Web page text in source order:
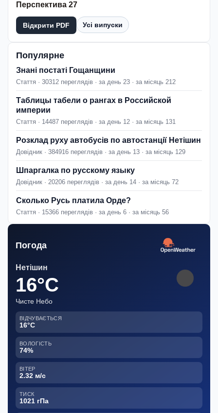
Перспектива 27
Відкрити PDF Усі випуски
Популярне
Знані постаті Гощанщини
Стаття · 30312 переглядів · за день 23 · за місяць 212
Таблицы табели о рангах в Российской
империи
Стаття · 14487 переглядів · за день 12 · за місяць 131
Розклад руху автобусів по автостанції Нетішин
Довідник · 384916 переглядів · за день 13 · за місяць 129
Шпаргалка по русскому языку
Довідник · 20206 переглядів · за день 14 · за місяць 72
Сколько Русь платила Орде?
Стаття · 15366 переглядів · за день 6 · за місяць 56
Погода
Нетішин
16°C
Чисте Небо
ВІДЧУВАЄТЬСЯ
16°C
ВОЛОГІСТЬ
74%
ВІТЕР
2.32 м/с
ТИСК
1021 гПа